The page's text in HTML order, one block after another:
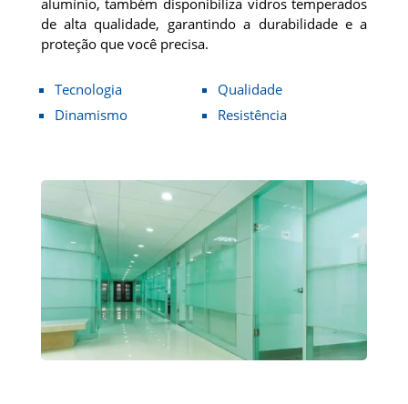
alumínio, também disponibiliza vidros temperados
de alta qualidade, garantindo a durabilidade e a
proteção que você precisa.
Tecnologia
Dinamismo
Qualidade
Resistência